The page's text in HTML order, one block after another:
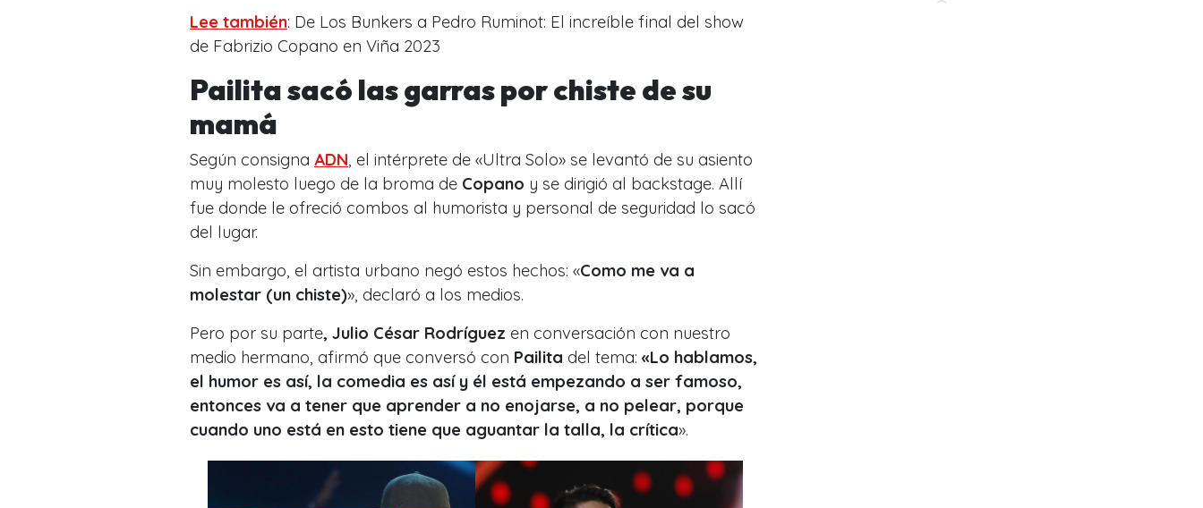
Lee también: De Los Bunkers a Pedro Ruminot: El increíble final del show
de Fabrizio Copano en Viña 2023
Pailita sacó las garras por chiste de su
mamá
Según consigna ADN , el intérprete de «Ultra Solo» se levantó de su asiento
muy molesto luego de la broma de Copano y se dirigió al backstage. Allí
fue donde le ofreció combos al humorista y personal de seguridad lo sacó
del lugar.
Sin embargo, el artista urbano negó estos hechos: «Como me va a
molestar (un chiste)», declaró a los medios.
Pero por su parte, Julio César Rodríguez en conversación con nuestro
medio hermano, afirmó que conversó con Pailita del tema: «Lo hablamos,
el humor es así, la comedia es así y él está empezando a ser famoso,
entonces va a tener que aprender a no enojarse, a no pelear, porque
cuando uno está en esto tiene que aguantar la talla, la crítica».